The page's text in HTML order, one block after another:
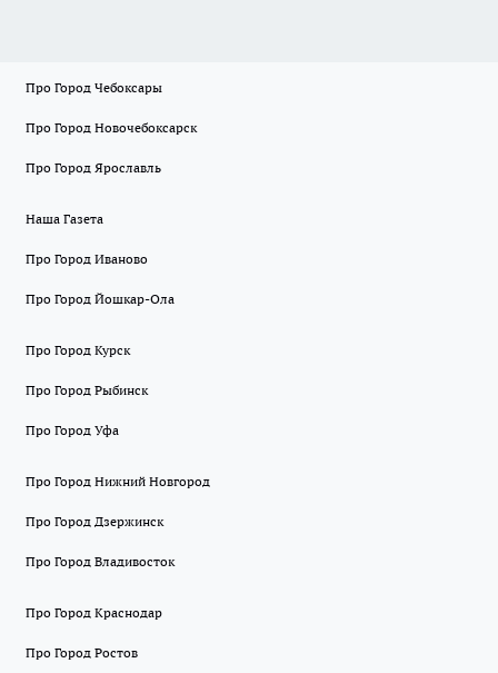
Про Город Чебоксары
Про Город Новочебоксарск
Про Город Ярославль
Наша Газета
Про Город Иваново
Про Город Йошкар-Ола
Про Город Курск
Про Город Рыбинск
Про Город Уфа
Про Город Нижний Новгород
Про Город Дзержинск
Про Город Владивосток
Про Город Краснодар
Про Город Ростов